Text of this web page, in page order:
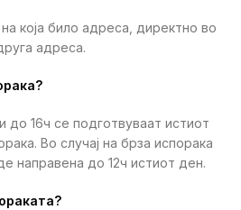
која било адреса, директно во
адреса.
до 16ч се подготвуваат истиот
Во случај на брза испорака
направена до 12ч истиот ден.